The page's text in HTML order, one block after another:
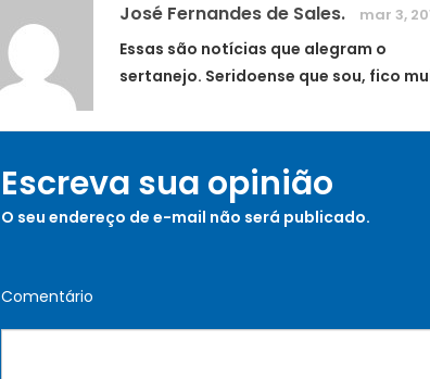
José Fernandes de Sales. mar 3,
Essas são notícias que alegram o
sertanejo. Seridoense que sou, fico
Escreva sua opinião
O seu endereço de e-mail não será publicado.
Comentário